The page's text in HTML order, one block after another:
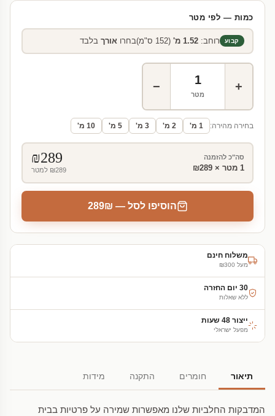
כמות — לפי מטר
קבוע רוחב:1.52 מ' (152 ס"מ) בחרואורך בלבד
+
מטר
−
בחירה מהירה: 1 מ' 2 מ' 3 מ' 5 מ' 10 מ'
סה"כ להזמנה
1 מטר × ₪289
₪289
₪289 למטר
הוסיפו לסל — ₪289
משלוח חינם
מעל ₪300
30 יום החזרה
ללא שאלות
ייצור 48 שעות
מפעל ישראלי
תיאור חומרים התקנה מידות
המדבקות החלביות שלנו מאפשרות שמירה על פרטיות בבית